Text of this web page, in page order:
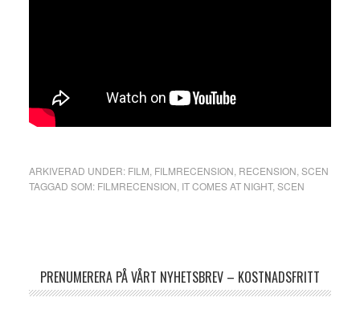
ARKIVERAD UNDER: FILM FILMRECENSION RECENSION SCEN
TAGGAD SOM: FILMRECENSION IT COMES AT NIGHT, SCEN
PRENUMERERA PÅ VÅRT NYHETSBREV – KOSTNADSFRITT